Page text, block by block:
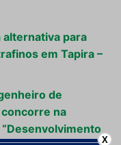
para
em Tapira –
de
concorre na
X